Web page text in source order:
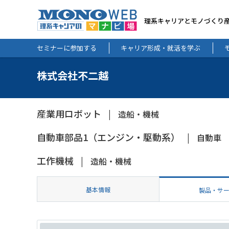
理系キャリアとモノづくり
セミナーに参加する キャリア形成・就活を学ぶ
株式会社不二越
産業用ロボット 造船・機械
自動車部品1（エンジン・駆動系） 自動車
工作機械 造船・機械
基本情報 製品・サ